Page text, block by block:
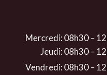
Mercredi: 08h30 –
Jeudi: 08h30 –
Vendredi: 08h30 –